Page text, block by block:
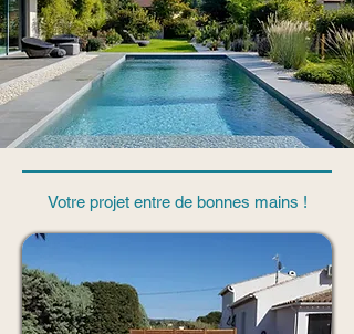
Votre projet entre de bonnes mains !